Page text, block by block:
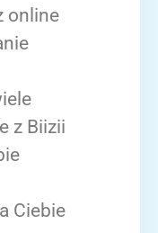
online
z Biizii
Ciebie